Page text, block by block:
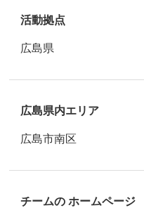
活動拠点
広島県
広島県内エリア
広島市南区
チームの ホームページ